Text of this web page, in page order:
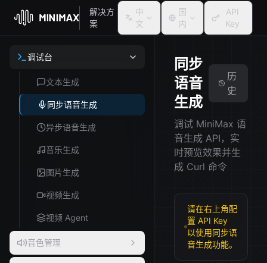
解决方
案
中
文
国
内
API
Key
调试台
文本生成
同步语音生成
异步语音生成
音乐生成
图片生成
视频生成
视频 Agent
音色管理
同步
语音
生成
历
史
调试 MiniMax 语
音生成 API，实
时预览效果并生
成 Curl 命令
请在右上角配
置 API Key
以使用同步语
音生成功能。